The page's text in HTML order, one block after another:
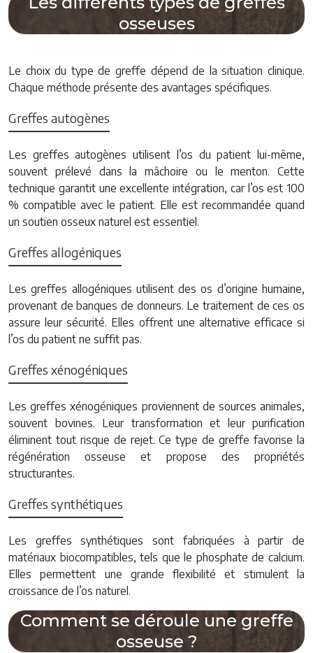
osseuses
Le choix du type de greffe dépend de la situation clinique.
Chaque méthode présente des avantages spécifiques.
Greffes autogènes
Les greffes autogènes utilisent l’os du patient lui-même,
souvent prélevé dans la mâchoire ou le menton. Cette
technique garantit une excellente intégration, car l’os est 100
% compatible avec le patient. Elle est recommandée quand
un soutien osseux naturel est essentiel.
Greffes allogéniques
Les greffes allogéniques utilisent des os d’origine humaine,
provenant de banques de donneurs. Le traitement de ces os
assure leur sécurité. Elles offrent une alternative efficace si
l’os du patient ne suffit pas.
Greffes xénogéniques
Les greffes xénogéniques proviennent de sources animales,
souvent bovines. Leur transformation et leur purification
éliminent tout risque de rejet. Ce type de greffe favorise la
régénération osseuse et propose des propriétés
structurantes.
Greffes synthétiques
Les greffes synthétiques sont fabriquées à partir de
matériaux biocompatibles, tels que le phosphate de calcium.
Elles permettent une grande flexibilité et stimulent la
croissance de l’os naturel.
Comment se déroule une greffe
osseuse ?